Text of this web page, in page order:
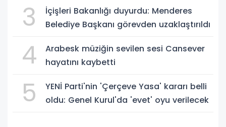
3
İçişleri Bakanlığı duyurdu: Menderes
Belediye Başkanı görevden uzaklaştırıldı
4
Arabesk müziğin sevilen sesi Cansever
hayatını kaybetti
5
YENİ Parti'nin 'Çerçeve Yasa' kararı belli
oldu: Genel Kurul'da 'evet' oyu verilecek